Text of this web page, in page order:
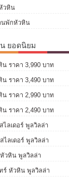
วหิน
นพักหัวหิน
ยอดนิยม
ราคา 3,990 บาท
ราคา 3,490 บาท
ราคา 2,990 บาท
ราคา 2,490 บาท
ไลเดอร์ พูลวิลล่า
ไลเดอร์ พูลวิลล่า
วหิน พูลวิลล่า
ร์ หัวหิน พูลวิลล่า